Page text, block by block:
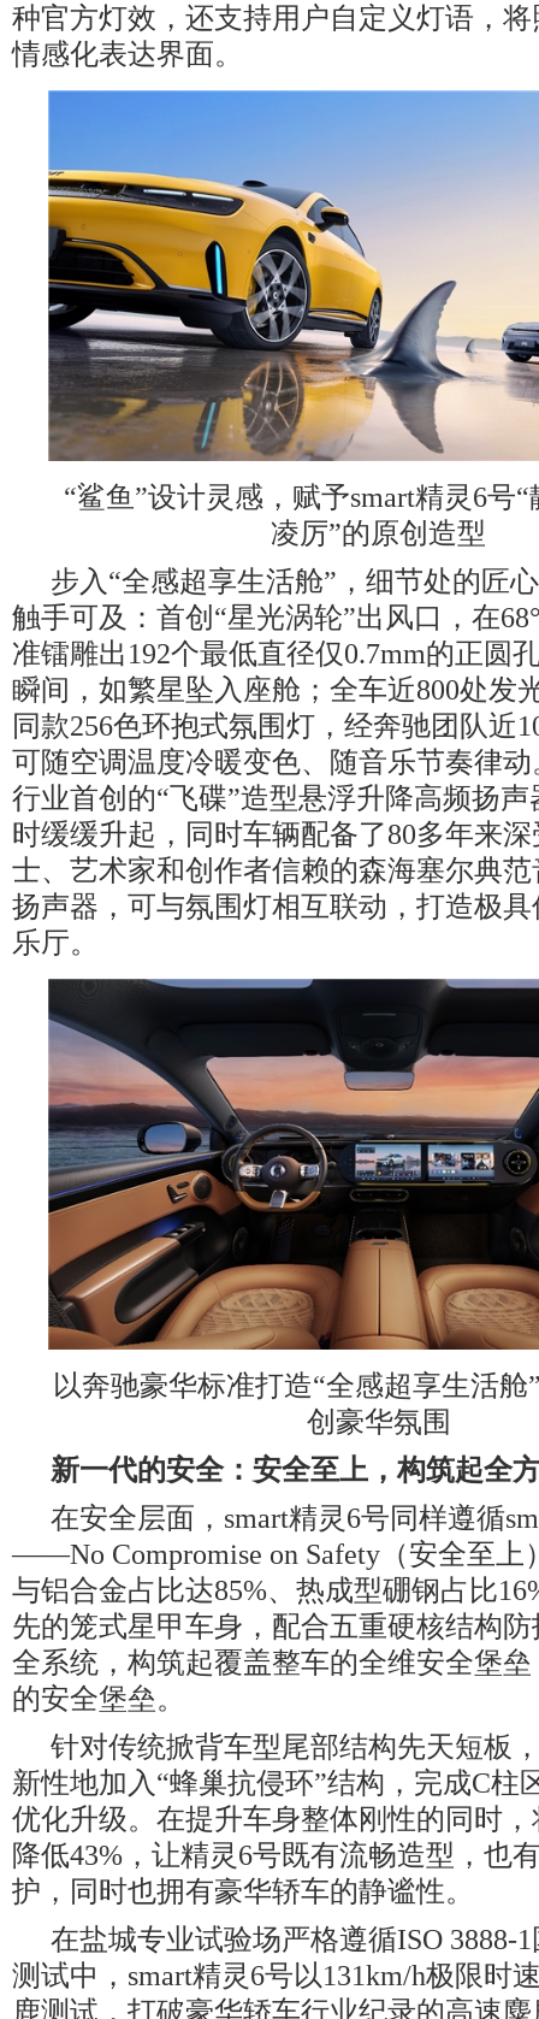
种官方灯效，还支持用户自定义灯语，
情感化表达界面。
“鲨鱼”设计灵感，赋予smart精灵6号
凌厉”的原创造型
步入“全感超享生活舱”，细节处的匠
触手可及：首创“星光涡轮”出风口，在
准镭雕出192个最低直径仅0.7mm的正圆
瞬间，如繁星坠入座舱；全车近800处发
同款256色环抱式氛围灯，经奔驰团队近
可随空调温度冷暖变色、随音乐节奏律
行业首创的“飞碟”造型悬浮升降高频扬
时缓缓升起，同时车辆配备了80多年来
士、艺术家和创作者信赖的森海塞尔典
扬声器，可与氛围灯相互联动，打造极
乐厅。
以奔驰豪华标准打造“全感超享生活
创豪华氛围
新一代的安全：安全至上，构筑起全
在安全层面，smart精灵6号同样遵循
——No Compromise on Safety（安全至上
与铝合金占比达85%、热成型硼钢占比
先的笼式星甲车身，配合五重硬核结构
全系统，构筑起覆盖整车的全维安全堡
的安全堡垒。
针对传统掀背车型尾部结构先天短板
新性地加入“蜂巢抗侵环”结构，完成C柱
优化升级。在提升车身整体刚性的同时
降低43%，让精灵6号既有流畅造型，也
护，同时也拥有豪华轿车的静谧性。
在盐城专业试验场严格遵循ISO 3888-
测试中，smart精灵6号以131km/h极限时
鹿测试，打破豪华轿车行业纪录的高速